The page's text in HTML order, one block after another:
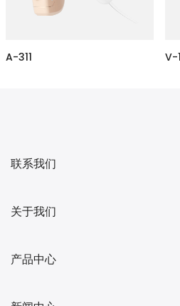
A-311 V-
联系我们
关于我们
产品中心